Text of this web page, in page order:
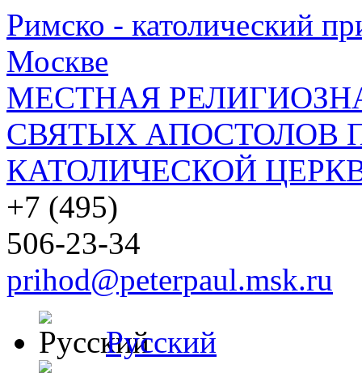
Римско - католический
Москве
МЕСТНАЯ
СВЯТЫХ АПОСТОЛОВ
КАТОЛИЧЕСКОЙ
+7 (495)
506-23-34
prihod@peterpaul.msk.ru
Русский